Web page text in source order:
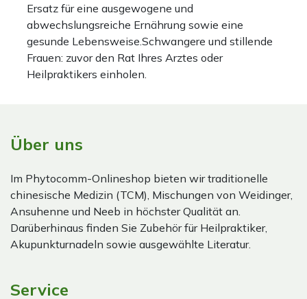
Ersatz für eine ausgewogene und
abwechslungsreiche Ernährung sowie eine
gesunde Lebensweise.Schwangere und stillende
Frauen: zuvor den Rat Ihres Arztes oder
Heilpraktikers einholen.
Über uns
Im Phytocomm-Onlineshop bieten wir traditionelle
chinesische Medizin (TCM), Mischungen von Weidinger,
Ansuhenne und Neeb in höchster Qualität an.
Darüberhinaus finden Sie Zubehör für Heilpraktiker,
Akupunkturnadeln sowie ausgewählte Literatur.
Service